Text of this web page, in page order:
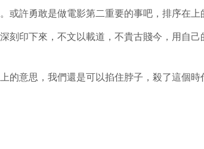
或許勇敢是做電影第二重要的事吧，排序在
刻印下來，不文以載道，不貴古賤今，用自己
的意思，我們還是可以掐住脖子，殺了這個時